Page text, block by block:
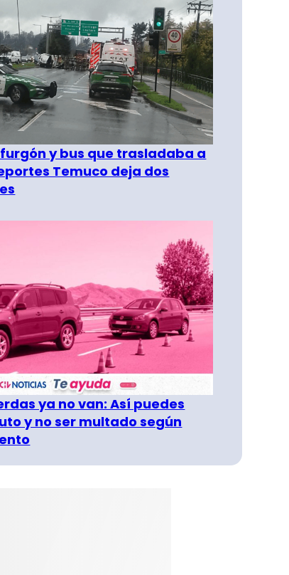
y bus que trasladaba a
Temuco deja dos
ya no van: Así puedes
y no ser multado según